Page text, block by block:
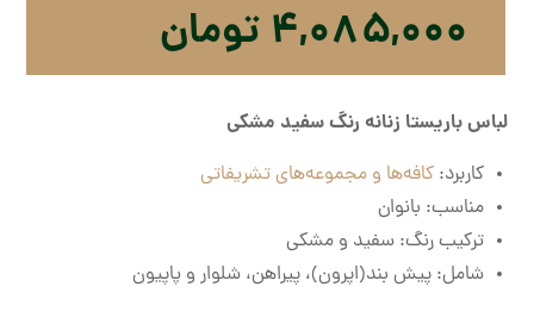
۴,۰۸۵,۰۰۰ تومان
لباس باریستا زنانه رنگ سفید مشکی
کاربرد: کافه‌ها و مجموعه‌های تشریفاتی
مناسب: بانوان
ترکیب رنگ: سفید و مشکی
شامل: پیش بند(اپرون)، پیراهن، شلوار و پاپیون